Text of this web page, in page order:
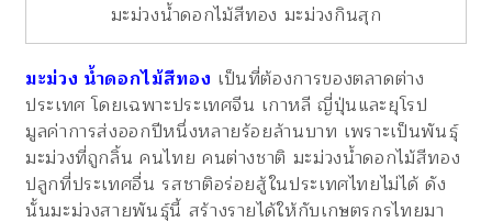
มะม่วงน้ำดอกไม้สีทอง มะม่วงกินสุก
มะม่วง น้ำดอกไม้สีทอง เป็นที่ต้องการของตลาดต่าง
ประเทศ โดยเฉพาะประเทศจีน เกาหลี ญี่ปุ่นและยุโรป
มูลค่าการส่งออกปีหนึ่งหลายร้อยล้านบาท เพราะเป็นพันธุ์
มะม่วงที่ถูกลิ้น คนไทย คนต่างชาติ มะม่วงน้ำดอกไม้สีทอง
ปลูกที่ประเทศอื่น รสชาติอร่อยสู้ในประเทศไทยไม่ได้ ดัง
นั้นมะม่วงสายพันธุ์นี้ สร้างรายได้ให้กับเกษตรกรไทยมา